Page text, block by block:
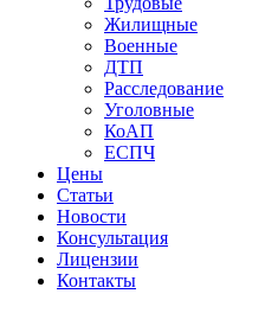
Жилищные
Военные
ДТП
Расследование
Уголовные
КоАП
ЕСПЧ
Цены
Статьи
Новости
Консультация
Лицензии
Контакты